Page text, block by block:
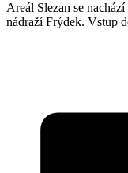
Areál Slezan se
nádraží Frýdek. Vstup